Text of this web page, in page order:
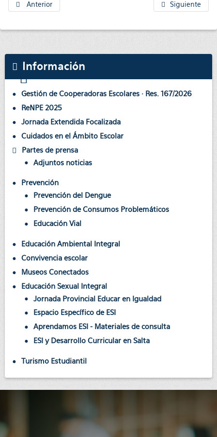
Anterior Siguiente
Información
Gestión de Cooperadoras Escolares · Res. 167/2026
ReNPE 2025
Jornada Extendida Focalizada
Cuidados en el Ámbito Escolar
Partes de prensa
Adjuntos noticias
Prevención
Prevención del Dengue
Prevención de Consumos Problemáticos
Educación Vial
Educación Ambiental Integral
Convivencia escolar
Museos Conectados
Educación Sexual Integral
Jornada Provincial Educar en Igualdad
Espacio Específico de ESI
Aprendamos ESI - Materiales de consulta
ESI y Desarrollo Curricular en Salta
Turismo Estudiantil